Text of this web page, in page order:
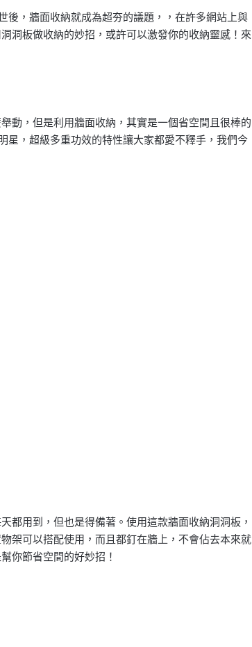
後，牆面收納就成為超夯的議題，，在許多網站上與
洞板做收納的妙招，或許可以激發你的收納靈感！來
動，但是利用牆面收納，其實是一個省空間且很棒的
星，超級多重功效的特性讓大家都愛不釋手，我們今
都用到，但也是得備著。使用這款牆面收納洞洞板，
架可以搭配使用，而且都釘在牆上，不會佔去本來就
你節省空間的好妙招！